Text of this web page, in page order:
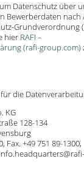
Datenschutz über
Bewerberdaten nach
Grundverordnung
hier RAFI –
(rafi-group.com)
die
KG
128-134
Fax. +49 751 89-1300,